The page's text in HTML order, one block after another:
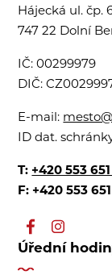
Hájecká ul. čp.
747 22 Dolní
IČ:00299979
DIČ:
E-mail:
ID dat.
T: +420 553
F: +420 553 651
Úřední